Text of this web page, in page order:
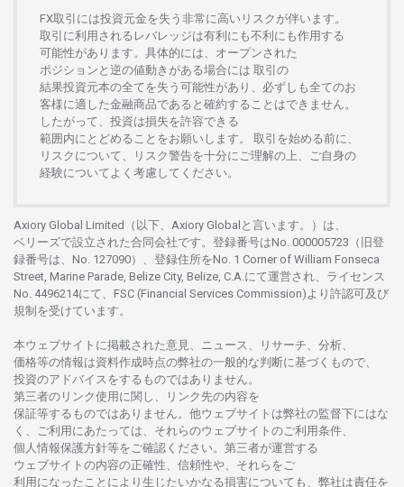
FX取引には投資元金を失う 非常に高い リスクが伴います。
取引に利用さ れる レバレッジは有利にも不利にも作用する
可能性があります。 具体的には、 オープンさ れた
ポジションと 逆の値動きがある場合には 取引の
結果投資元本の全てを失う 可能性があり、 必ずしも全てのお
客様に適した金融商品であると 確約することはできません。
したがって、 投資は損失を許容できる
範囲内にとどめることをお願いします 。 取引を始める前に、
リスクについて、
リスク警告を十分に ご理解の 上、 ご自身の
経験について よく 考慮してください。
Axiory Global Limited（以下、Axiory Globalと言います。）は、
ベリーズで設立さ れた合同会社です。 登録番号はNo. 000005723（旧登
録番号は、No. 127090）、 登録住所をNo. 1 Corner of William Fonseca
Street, Marine Parade, Belize City, Belize, C.A.にて運営さ れ、 ライセンス
No. 4496214にて、FSC (Financial Services Commission)より 許認可及び
規制を受けています。
本ウェブサイトに掲載さ れた意見、ニュース、リサーチ、分析、
価格等の情報は資料作成時点の弊社の一般的な判断に基づくもので、
投資のアドバイスをするものではありません。
第三者の リンク使用に関し、 リンク先の内容を
保証等するものではありません。 他ウェブサイトは弊社の監督下にはな
く、
ご利用に あたっては、 それらのウェブサイトの ご利用条件、
個人情報保護方針等を ご確認ください。 第三者が運営する
ウェブサイトの内容の正確性、信頼性や、それらをご
利用になったことにより 生じたいかなる損害についても、 弊社は責任を